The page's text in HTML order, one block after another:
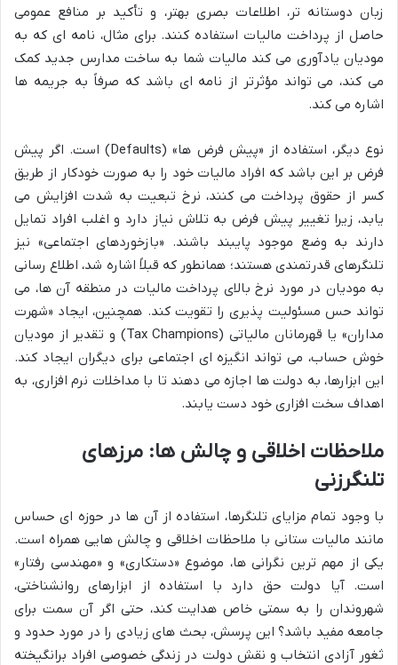
زبان دوستانه تر، اطلاعات بصری بهتر، و تأکید بر منافع عمومی
حاصل از پرداخت مالیات استفاده کنند. برای مثال، نامه ای که به
مودیان یادآوری می کند مالیات شما به ساخت مدارس جدید کمک
می کند، می تواند مؤثرتر از نامه ای باشد که صرفاً به جریمه ها
اشاره می کند.
نوع دیگر، استفاده از «پیش فرض ها» (Defaults) است. اگر پیش
فرض بر این باشد که افراد مالیات خود را به صورت خودکار از طریق
کسر از حقوق پرداخت می کنند، نرخ تبعیت به شدت افزایش می
یابد، زیرا تغییر پیش فرض به تلاش نیاز دارد و اغلب افراد تمایل
دارند به وضع موجود پایبند باشند. «بازخوردهای اجتماعی» نیز
تلنگرهای قدرتمندی هستند؛ همانطور که قبلاً اشاره شد، اطلاع رسانی
به مودیان در مورد نرخ بالای پرداخت مالیات در منطقه آن ها، می
تواند حس مسئولیت پذیری را تقویت کند. همچنین، ایجاد «شهرت
مداران» یا قهرمانان مالیاتی (Tax Champions) و تقدیر از مودیان
خوش حساب، می تواند انگیزه ای اجتماعی برای دیگران ایجاد کند.
این ابزارها، به دولت ها اجازه می دهند تا با مداخلات نرم افزاری، به
اهداف سخت افزاری خود دست یابند.
ملاحظات اخلاقی و چالش ها: مرزهای
تلنگرزنی
با وجود تمام مزایای تلنگرها، استفاده از آن ها در حوزه ای حساس
مانند مالیات ستانی با ملاحظات اخلاقی و چالش هایی همراه است.
یکی از مهم ترین نگرانی ها، موضوع «دستکاری» و «مهندسی رفتار»
است. آیا دولت حق دارد با استفاده از ابزارهای روانشناختی،
شهروندان را به سمتی خاص هدایت کند، حتی اگر آن سمت برای
جامعه مفید باشد؟ این پرسش، بحث های زیادی را در مورد حدود و
ثغور آزادی انتخاب و نقش دولت در زندگی خصوصی افراد برانگیخته